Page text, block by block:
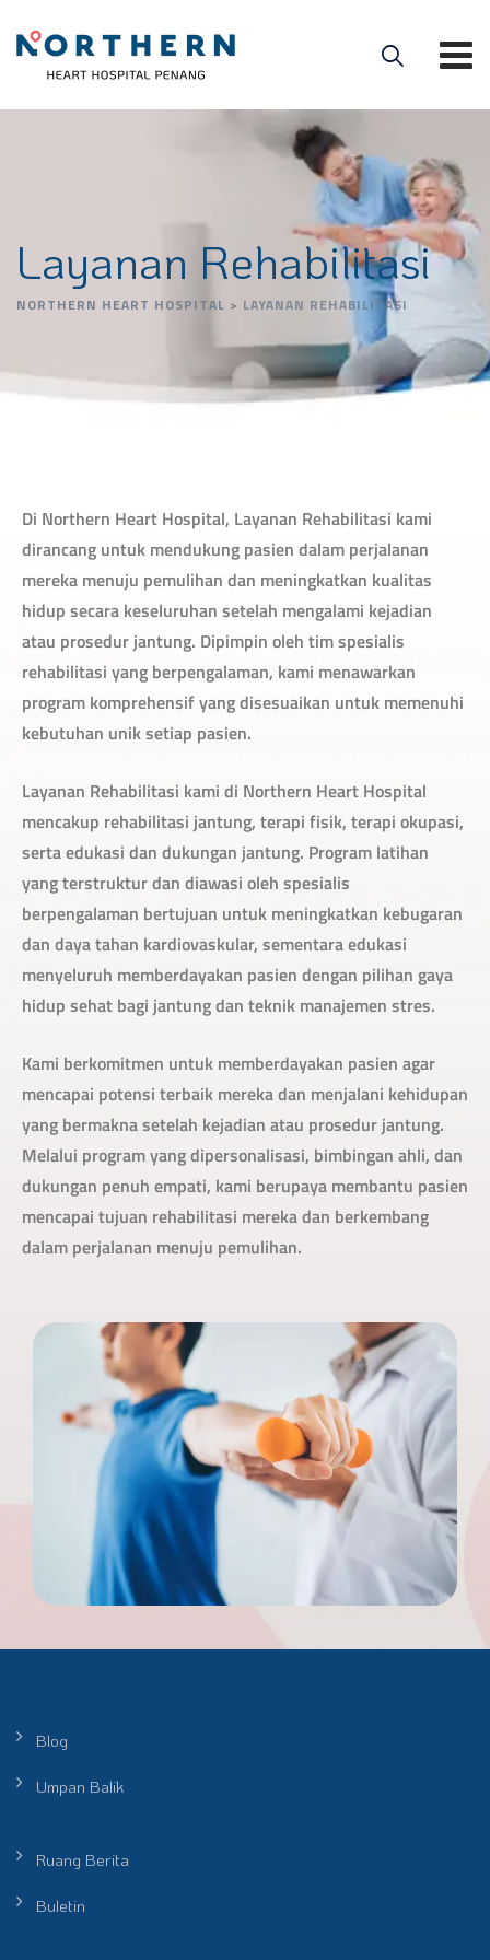
Layanan Rehabilitasi
NORTHERN HEART HOSPITAL > LAYANAN REHABILITASI
Di Northern Heart Hospital, Layanan Rehabilitasi kami
dirancang untuk mendukung pasien dalam perjalanan
mereka menuju pemulihan dan meningkatkan kualitas
hidup secara keseluruhan setelah mengalami kejadian
atau prosedur jantung. Dipimpin oleh tim spesialis
rehabilitasi yang berpengalaman, kami menawarkan
program komprehensif yang disesuaikan untuk memenuhi
kebutuhan unik setiap pasien.
Layanan Rehabilitasi kami di Northern Heart Hospital
mencakup rehabilitasi jantung, terapi fisik, terapi okupasi,
serta edukasi dan dukungan jantung. Program latihan
yang terstruktur dan diawasi oleh spesialis
berpengalaman bertujuan untuk meningkatkan kebugaran
dan daya tahan kardiovaskular, sementara edukasi
menyeluruh memberdayakan pasien dengan pilihan gaya
hidup sehat bagi jantung dan teknik manajemen stres.
Kami berkomitmen untuk memberdayakan pasien agar
mencapai potensi terbaik mereka dan menjalani kehidupan
yang bermakna setelah kejadian atau prosedur jantung.
Melalui program yang dipersonalisasi, bimbingan ahli, dan
dukungan penuh empati, kami berupaya membantu pasien
mencapai tujuan rehabilitasi mereka dan berkembang
dalam perjalanan menuju pemulihan.
Blog
Umpan Balik
Ruang Berita
Buletin